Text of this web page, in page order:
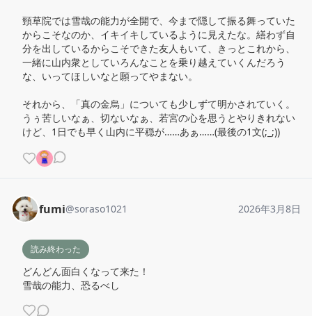
頸草院では雪哉の能力が全開で、今まで隠して振る舞っていた
からこそなのか、イキイキしているように見えたな。繕わず自
分を出しているからこそできた友人もいて、きっとこれから、
一緒に山内衆としていろんなことを乗り越えていくんだろう
な、いってほしいなと願ってやまない。
それから、「真の金烏」についても少しずて明かされていく。
うぅ苦しいなぁ、切ないなぁ、若宮の心を思うとやりきれない
けど、1日でも早く山内に平穏が……あぁ……(最後の1文(;_;))
fumi@soraso1021 2026年3月8日
読み終わった
どんどん面白くなって来た！
雪哉の能力、恐るべし